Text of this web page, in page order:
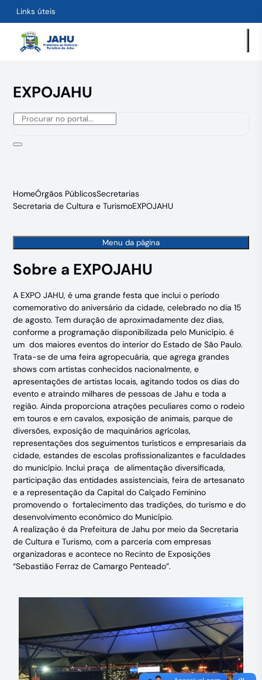
Links úteis
EXPOJAHU
HomeÓrgãos PúblicosSecretarias
Secretaria de Cultura e TurismoEXPOJAHU
Menu da página
Sobre a EXPOJAHU
A EXPO JAHU, é uma grande festa que inclui o período
comemorativo do aniversário da cidade, celebrado no dia 15
de agosto. Tem duração de aproximadamente dez dias,
conforme a programação disponibilizada pelo Município. é
um dos maiores eventos do interior do Estado de São Paulo.
Trata-se de uma feira agropecuária, que agrega grandes
shows com artistas conhecidos nacionalmente, e
apresentações de artistas locais, agitando todos os dias do
evento e atraindo milhares de pessoas de Jahu e toda a
região. Ainda proporciona atrações peculiares como o rodeio
em touros e em cavalos, exposição de animais, parque de
diversões, exposição de maquinários agrícolas,
representações dos seguimentos turísticos e empresariais da
cidade, estandes de escolas profissionalizantes e faculdades
do município. Inclui praça de alimentação diversificada,
participação das entidades assistenciais, feira de artesanato
e a representação da Capital do Calçado Feminino
promovendo o fortalecimento das tradições, do turismo e do
desenvolvimento econômico do Município.
A realização é da Prefeitura de Jahu por meio da Secretaria
de Cultura e Turismo, com a parceria com empresas
organizadoras e acontece no Recinto de Exposições
“Sebastião Ferraz de Camargo Penteado”.